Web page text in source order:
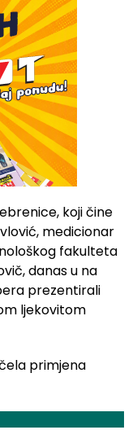
koji čine
medicionar
fakulteta
danas u na
prezentirali
ljekovitom